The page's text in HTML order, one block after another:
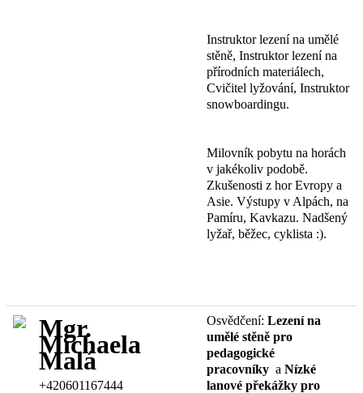
Instruktor lezení na umělé
stěně, Instruktor lezení na
přírodních materiálech,
Cvičitel lyžování, Instruktor
snowboardingu.
Milovník pobytu na horách
v jakékoliv podobě.
Zkušenosti z hor Evropy a
Asie. Výstupy v Alpách, na
Pamíru, Kavkazu. Nadšený
lyžař, běžec, cyklista :).
Mgr.
Michaela
Malá
+420601167444
Osvědčení: Lezení na
umělé stěně pro
pedagogické
pracovníky a Nízké
lanové překážky pro